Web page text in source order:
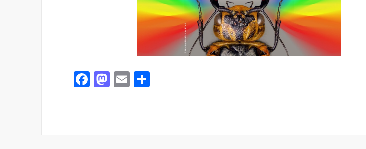
Facebook
Mastodon
Email